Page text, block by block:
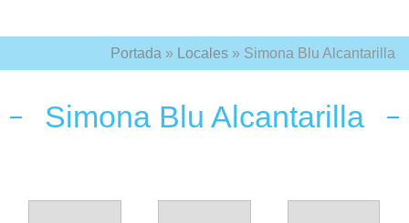
Portada » Locales » Simona Blu Alcantarilla
Simona Blu Alcantarilla